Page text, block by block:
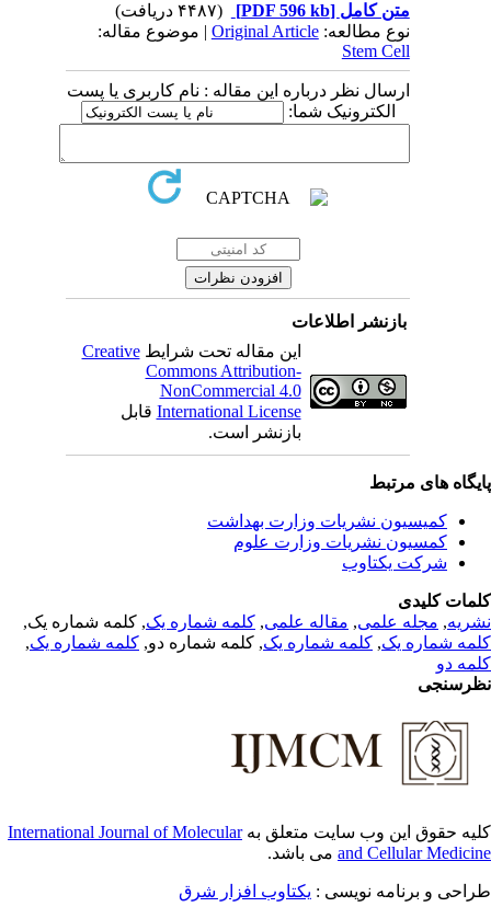
متن کامل[PDF 596 kb]
نوع مطالعه:Original Article| موضوع مقاله:
Stem Cell
ارسال نظر درباره این مقاله : نام کاربری یا پست
الکترونیک شما:
بازنشر اطلاعات
این مقاله تحت شرایطCreative
Commons Attribution-
NonCommercial 4.0
International Licenseقابل
بازنشر است.
های مرتبط
کمیسیون نشریات وزارت بهداشت
کمسیون نشریات وزارت علوم
شرکت یکتاوب
کلیدی
,مجله علمی, مقاله علمی, کلمه شماره یک, کلمه شماره یک,
شماره یک,کلمه شماره یک, کلمه شماره دو,کلمه شماره یک,
دو
حقوق این وب سایت متعلق بهInternational Journal of Molecular
and Cellularمی باشد.
و برنامه نویسی : یکتاوب افزار شرق